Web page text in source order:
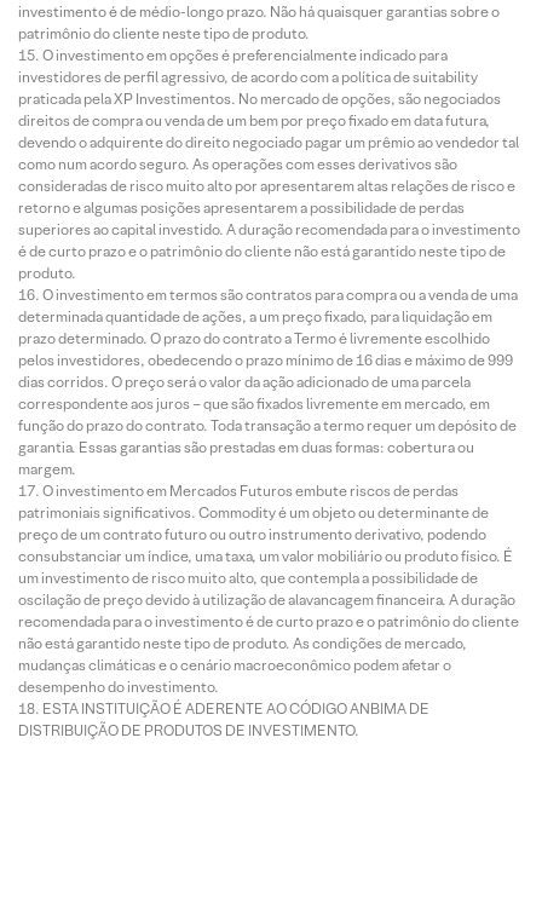
investimento é de médio-longo prazo. Não há quaisquer garantias sobre o
patrimônio do cliente neste tipo de produto.
O investimento em opções é preferencialmente indicado para
investidores de perfil agressivo, de acordo com a política de suitability
praticada pela XP Investimentos. No mercado de opções, são negociados
direitos de compra ou venda de um bem por preço fixado em data futura,
devendo o adquirente do direito negociado pagar um prêmio ao vendedor tal
como num acordo seguro. As operações com esses derivativos são
consideradas de risco muito alto por apresentarem altas relações de risco e
retorno e algumas posições apresentarem a possibilidade de perdas
superiores ao capital investido. A duração recomendada para o investimento
é de curto prazo e o patrimônio do cliente não está garantido neste tipo de
produto.
O investimento em termos são contratos para compra ou a venda de uma
determinada quantidade de ações, a um preço fixado, para liquidação em
prazo determinado. O prazo do contrato a Termo é livremente escolhido
pelos investidores, obedecendo o prazo mínimo de 16 dias e máximo de 999
dias corridos. O preço será o valor da ação adicionado de uma parcela
correspondente aos juros – que são fixados livremente em mercado, em
função do prazo do contrato. Toda transação a termo requer um depósito de
garantia. Essas garantias são prestadas em duas formas: cobertura ou
margem.
O investimento em Mercados Futuros embute riscos de perdas
patrimoniais significativos. Commodity é um objeto ou determinante de
preço de um contrato futuro ou outro instrumento derivativo, podendo
consubstanciar um índice, uma taxa, um valor mobiliário ou produto físico. É
um investimento de risco muito alto, que contempla a possibilidade de
oscilação de preço devido à utilização de alavancagem financeira. A duração
recomendada para o investimento é de curto prazo e o patrimônio do cliente
não está garantido neste tipo de produto. As condições de mercado,
mudanças climáticas e o cenário macroeconômico podem afetar o
desempenho do investimento.
ESTA INSTITUIÇÃO É ADERENTE AO CÓDIGO ANBIMA DE
DISTRIBUIÇÃO DE PRODUTOS DE INVESTIMENTO.